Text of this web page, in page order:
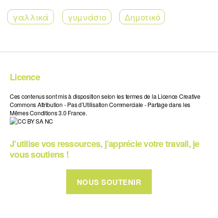
γαλλικά γυμνάσιο Δημοτικό
Licence
Ces contenus sont mis à disposition selon les termes de la Licence Creative
Commons Attribution - Pas d’Utilisation Commerciale - Partage dans les
Mêmes Conditions 3.0 France.
J’utilise vos ressources, j’apprécie votre travail, je
vous soutiens !
NOUS SOUTENIR